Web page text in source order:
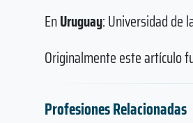
EnUruguay: Universidad de
Originalmente este artículo
Profesiones Relacionadas